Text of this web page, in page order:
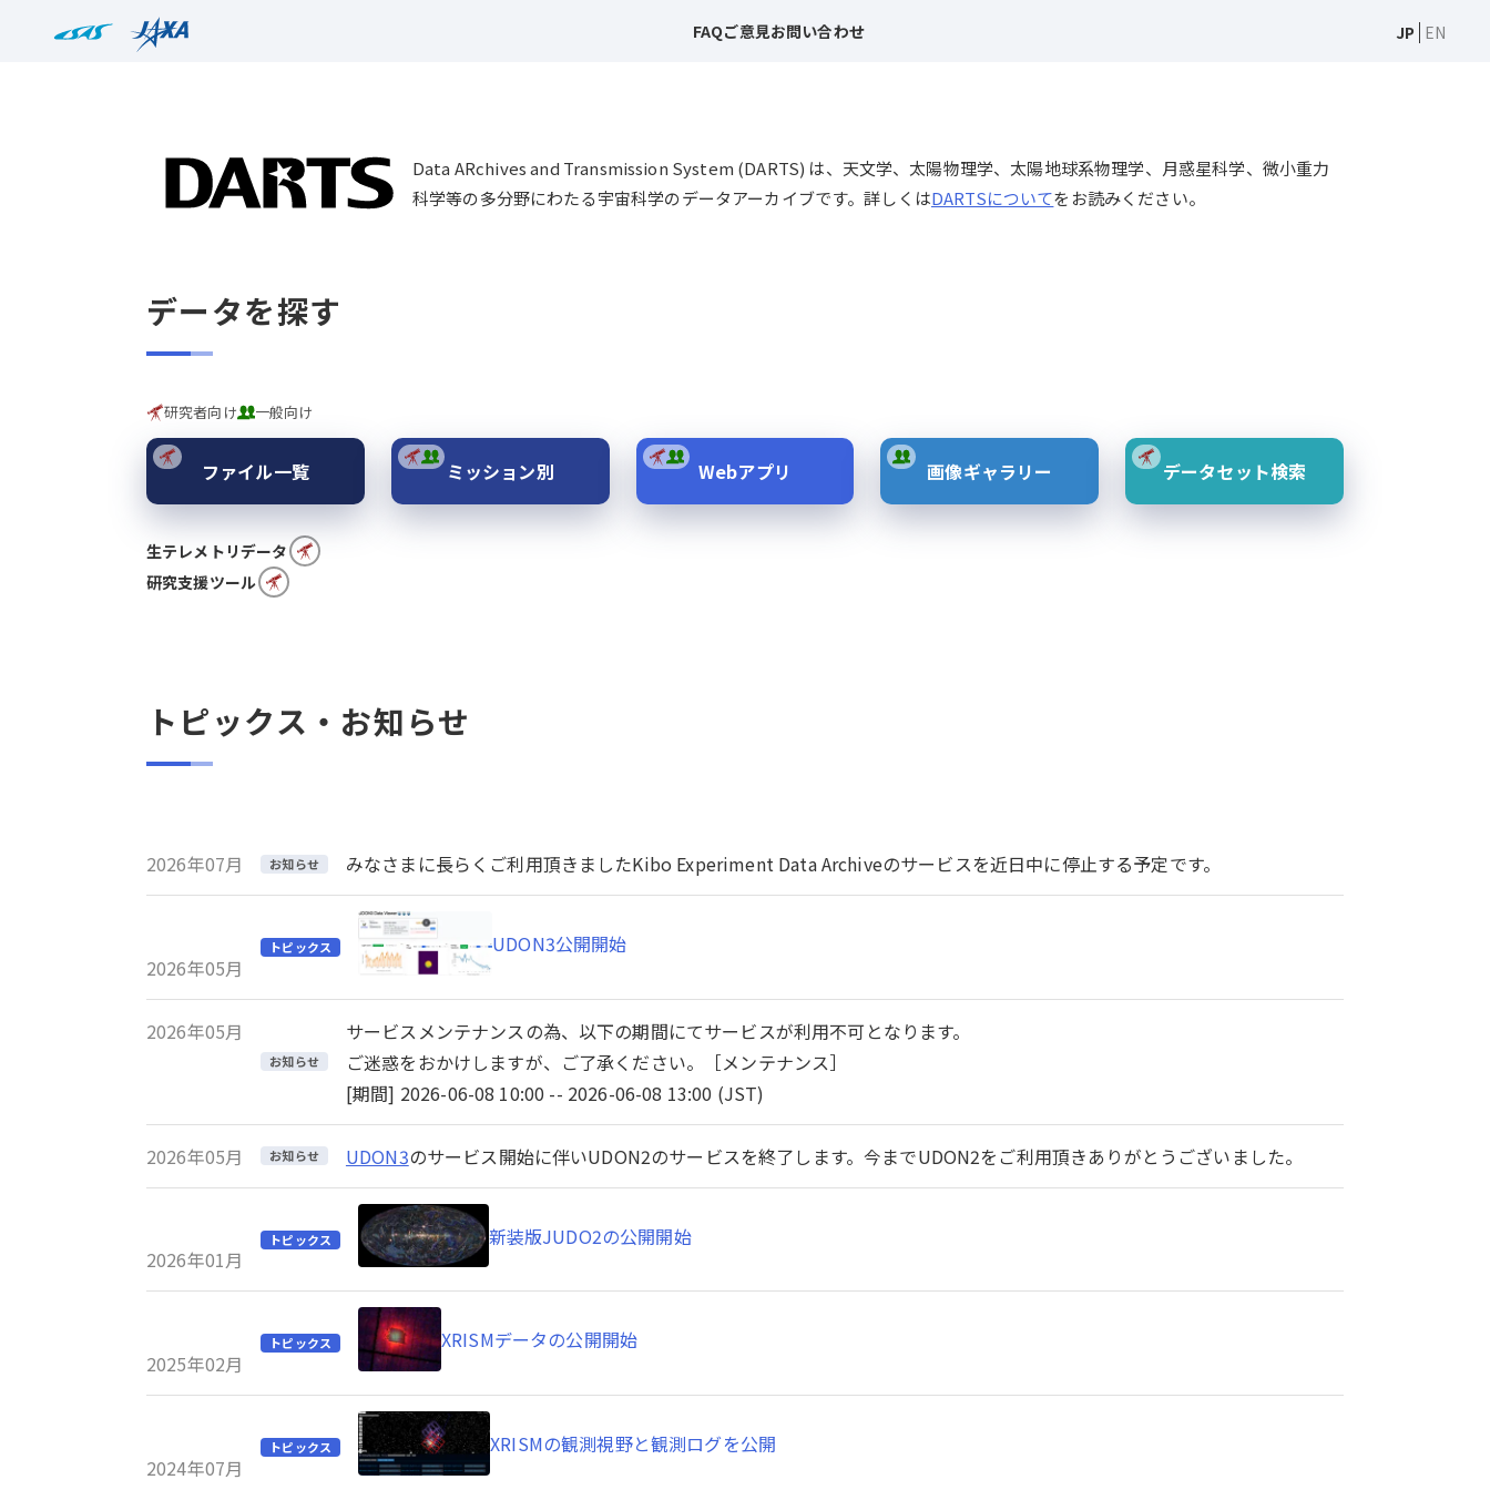
FAQご意見お問い合わせ JP EN
Data ARchives and Transmission System (DARTS) は、天文学、太陽物理学、太陽地球系物理学、月惑星科学、微小重力
科学等の多分野にわたる宇宙科学のデータアーカイブです。詳しくはDARTSについてをお読みください。
データを探す
研究者向け 一般向け
ファイル一覧 ミッション別 Webアプリ 画像ギャラリー データセット検索
生テレメトリデータ
研究支援ツール
トピックス・お知らせ
2026年07月 お知らせ みなさまに長らくご利用頂きましたKibo Experiment Data Archiveのサービスを近日中に停止する予定です。
2026年05月
トピックス UDON3公開開始
2026年05月
お知らせ
サービスメンテナンスの為、以下の期間にてサービスが利用不可となります。
ご迷惑をおかけしますが、ご了承ください。［メンテナンス］
[期間] 2026-06-08 10:00 -- 2026-06-08 13:00 (JST)
2026年05月 お知らせ UDON3のサービス開始に伴いUDON2のサービスを終了します。今までUDON2をご利用頂きありがとうございました。
2026年01月
トピックス 新装版JUDO2の公開開始
2025年02月
トピックス XRISMデータの公開開始
2024年07月
トピックス XRISMの観測視野と観測ログを公開